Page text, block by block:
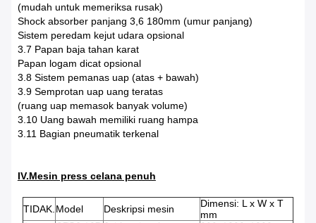
(mudah untuk memeriksa rusak)
Shock absorber panjang 3,6 180mm (umur panjang)
Sistem peredam kejut udara opsional
3.7 Papan baja tahan karat
Papan logam dicat opsional
3.8 Sistem pemanas uap (atas + bawah)
3.9 Semprotan uap uang teratas
(ruang uap memasok banyak volume)
3.10 Uang bawah memiliki ruang hampa
3.11 Bagian pneumatik terkenal
IV.Mesin press celana penuh
TIDAK.Model Deskripsi mesin
Dimensi: L x W x T
mm